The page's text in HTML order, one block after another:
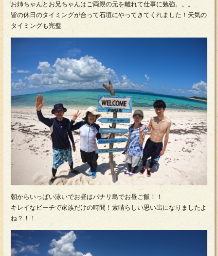
お姉ちゃんとお兄ちゃんはご両親の元を離れて仕事に勉強。。。
皆の休日のタイミングが合って石垣にやってきてくれました！天気の
タイミングも完璧
朝からいっぱい泳いでお昼はパナリ島でお昼ご飯！！
キレイなビーチで家族だけの時間！素晴らしい思い出になりましたよ
ね？！！